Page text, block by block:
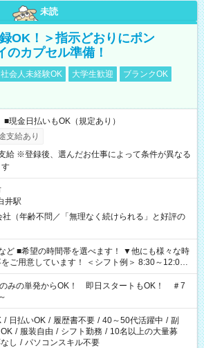
未読
OK！＞指示どおりにポン
のカプセル準備！
社会人未経験OK 大学生歓迎
ブランクOK
金日払いもOK（規定あり）
支給あり
給 ※登録後、選んだお仕事によって条件が異なる
す
井駅
社（年齢不問／「無理なく続けられる」と好評の
望の時間帯を選べます！ ▼他にも様々な時
ご用意しています！ ＜シフト例＞ 8:30～12:00
13:00～22:00 22:00～翌6:00 など
みの単発からOK！ 即日スタートもOK！ ＃7
/ 日払いOK / 履歴書不要 / 40～50代活躍中 / 副
/ 服装自由 / シフト勤務 / 10名以上の大量募
し / パソコンスキル不要